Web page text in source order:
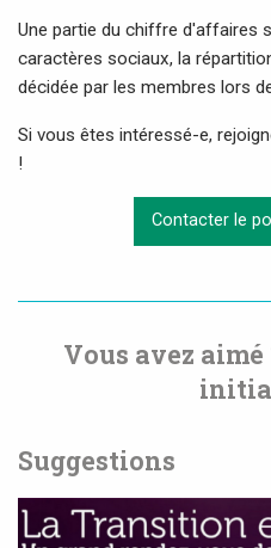
Une partie du chiffre d'affaires
caractères sociaux, la
décidée par les membres lors
Si vous êtes intéressé-e,
!
Contacter le
Vous avez
Suggestions